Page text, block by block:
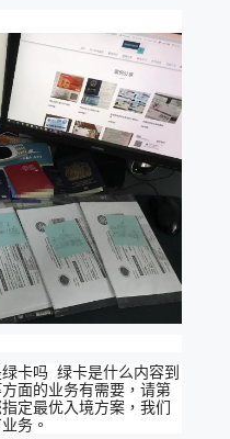
卡吗 绿卡是什么内容到
面的业务有需要，请第
定最优入境方案，我们
务。